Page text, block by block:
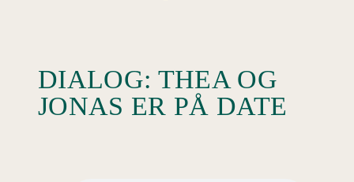
DIALOG: THEA OG
JONAS ER PÅ DATE